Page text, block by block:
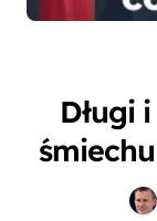
Długi